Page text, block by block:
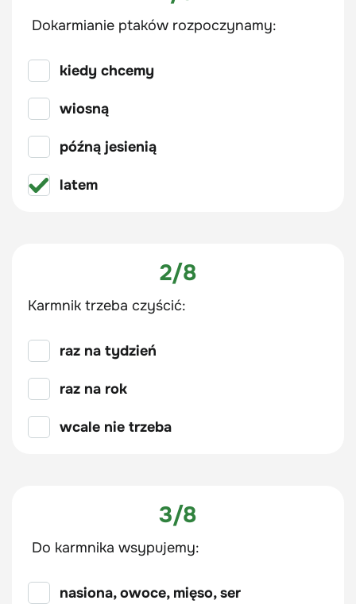
Dokarmianie ptaków rozpoczynamy:
kiedy chcemy
wiosną
późną jesienią
latem
2/8
Karmnik trzeba czyścić:
raz na tydzień
raz na rok
wcale nie trzeba
3/8
Do karmnika wsypujemy:
nasiona, owoce, mięso, ser